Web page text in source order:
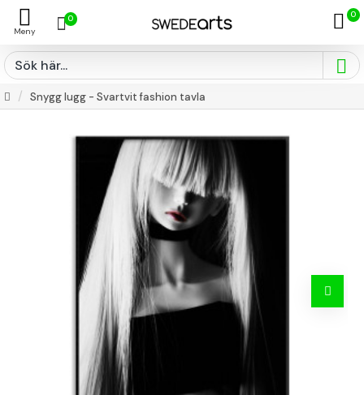
0 0
Snygg lugg - Svartvit fashion tavla